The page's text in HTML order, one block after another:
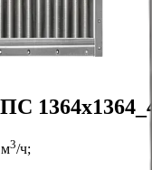
1364x1364_4
м3/ч;